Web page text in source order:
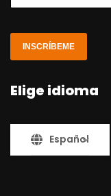
INSCRÍBEME
Elige idioma
Español